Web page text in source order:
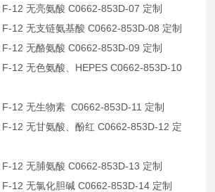
12 无亮氨酸 C0662-853D-07 定制
12 无支链氨基酸 C0662-853D-08 定制
12 无酪氨酸 C0662-853D-09 定制
12 无色氨酸、HEPES C0662-853D-10
12 无生物素 C0662-853D-11 定制
12 无甘氨酸、酚红 C0662-853D-12 定
12 无脯氨酸 C0662-853D-13 定制
12 无氯化胆碱 C0662-853D-14 定制